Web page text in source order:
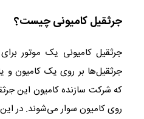
جرثقیل کامیونی چیست؟
جرثقیل کامیونی یک موتور
جرثقیل‌ها بر روی یک کامیون و
که شرکت سازنده کامیون این
روی کامیون سوار می‌شوند. در